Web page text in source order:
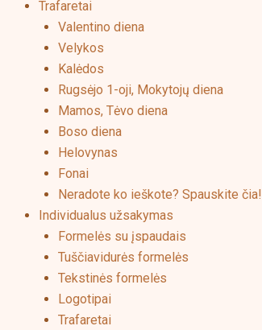
Trafaretai
Valentino diena
Velykos
Kalėdos
Rugsėjo 1-oji, Mokytojų diena
Mamos, Tėvo diena
Boso diena
Helovynas
Fonai
Neradote ko ieškote? Spauskite čia!
Individualus užsakymas
Formelės su įspaudais
Tuščiavidurės formelės
Tekstinės formelės
Logotipai
Trafaretai